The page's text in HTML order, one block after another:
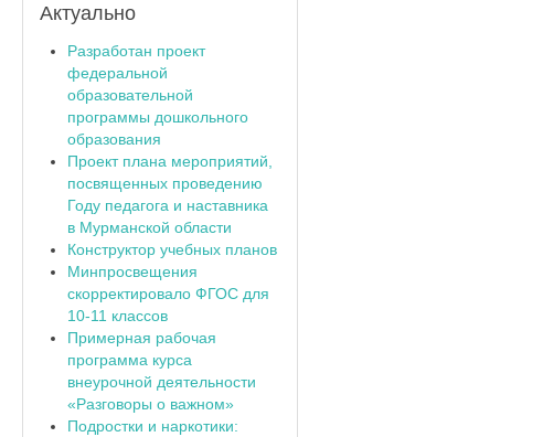
Актуально
Разработан проект
федеральной
образовательной
программы дошкольного
образования
Проект плана мероприятий,
посвященных проведению
Году педагога и наставника
в Мурманской области
Конструктор учебных планов
Минпросвещения
скорректировало ФГОС для
10-11 классов
Примерная рабочая
программа курса
внеурочной деятельности
«Разговоры о важном»
Подростки и наркотики: